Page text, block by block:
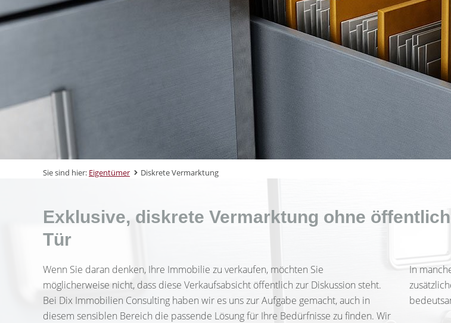
Sie sind hier: Eigentümer Diskrete Vermarktung
Exklusive, diskrete Vermarktung ohne
Tür
Wenn Sie daran denken, Ihre Immobilie zu verkaufen, möchten Sie
möglicherweise nicht, dass diese Verkaufsabsicht öffentlich zur Diskussion steht.
Bei Dix Immobilien Consulting haben wir es uns zur Aufgabe gemacht, auch in
diesem sensiblen Bereich die passende Lösung für Ihre Bedürfnisse zu finden. Wir
In